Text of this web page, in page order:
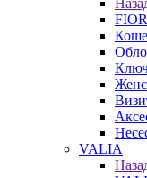
VALIA